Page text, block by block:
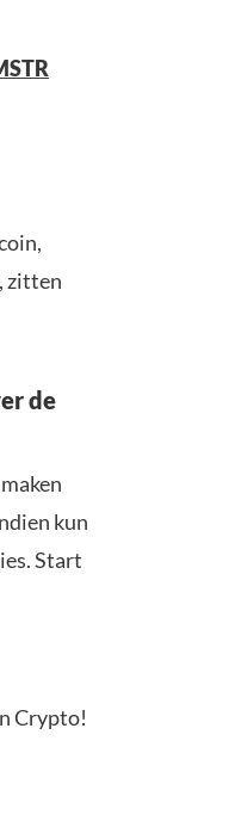
zitten
de
kun
Start
Crypto!